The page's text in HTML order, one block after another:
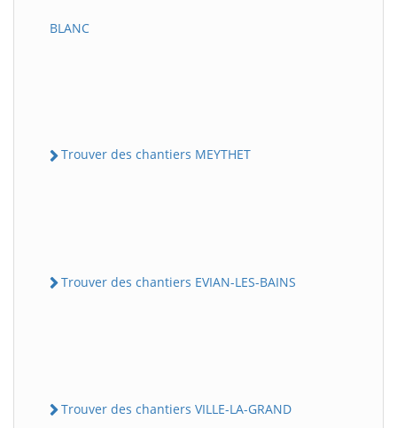
BLANC
Trouver des chantiers MEYTHET
Trouver des chantiers EVIAN-LES-BAINS
Trouver des chantiers VILLE-LA-GRAND